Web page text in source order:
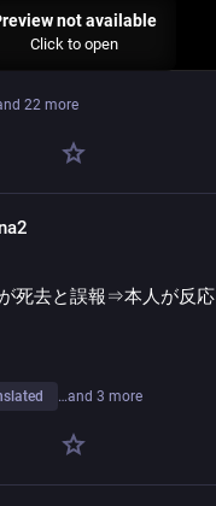
not available
Click to open
22 more
死去と誤報⇒本人が反
…and 3 more